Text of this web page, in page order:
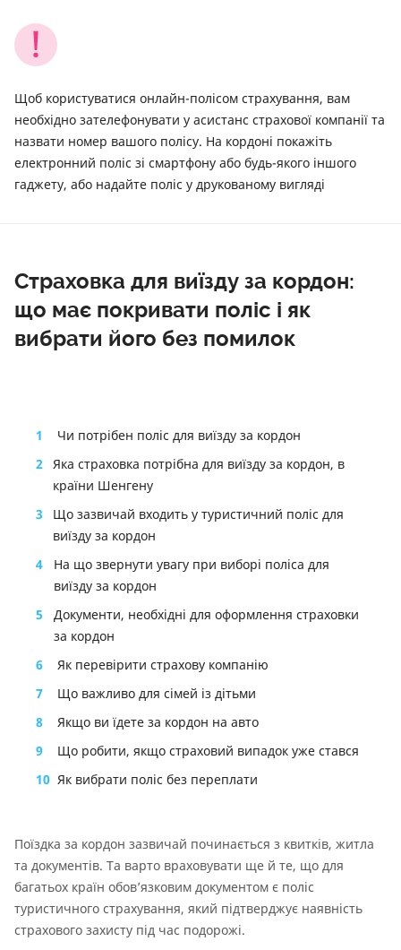
Щоб користуватися онлайн-полісом страхування, вам
необхідно зателефонувати у асистанс страхової компанії та
назвати номер вашого полісу. На кордоні покажіть
електронний поліс зі смартфону або будь-якого іншого
гаджету, або надайте поліс у друкованому вигляді
Страховка для виїзду за кордон:
що має покривати поліс і як
вибрати його без помилок
1
Чи потрібен поліс для виїзду за кордон
2 Яка страховка потрібна для виїзду за кордон, в
країни Шенгену
3
Що зазвичай входить у туристичний поліс для
виїзду за кордон
4
На що звернути увагу при виборі поліса для
виїзду за кордон
5
Документи, необхідні для оформлення страховки
за кордон
6
Як перевірити страхову компанію
7
Що важливо для сімей із дітьми
8
Якщо ви їдете за кордон на авто
9
Що робити, якщо страховий випадок уже стався
10 Як вибрати поліс без переплати
Поїздка за кордон зазвичай починається з квитків, житла
та документів. Та варто враховувати ще й те, що для
багатьох країн обов’язковим документом є поліс
туристичного страхування, який підтверджує наявність
страхового захисту під час подорожі.